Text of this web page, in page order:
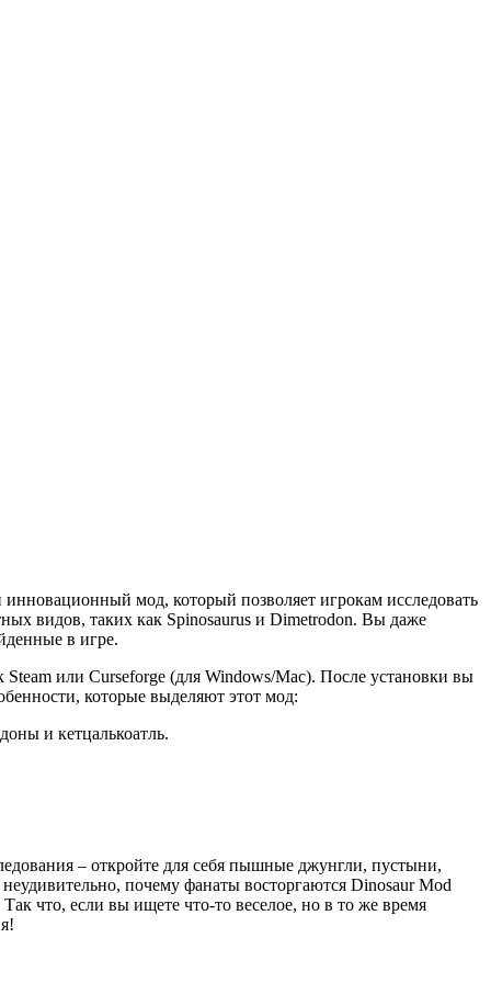
мод, который позволяет игрокам исследовать
видов, таких как Spinosaurus и Dimetrodon. Вы даже
в игре.
или Curseforge (для Windows/Mac). После установки вы
которые выделяют этот мод:
и кетцалькоатль.
– откройте для себя пышные джунгли, пустыни,
почему фанаты восторгаются Dinosaur Mod
что, если вы ищете что-то веселое, но в то же время